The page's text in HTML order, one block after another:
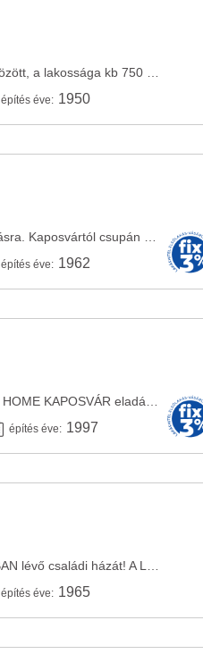
építés éve: 1950
építés éve: 1962
építés éve: 1997
építés éve: 1965